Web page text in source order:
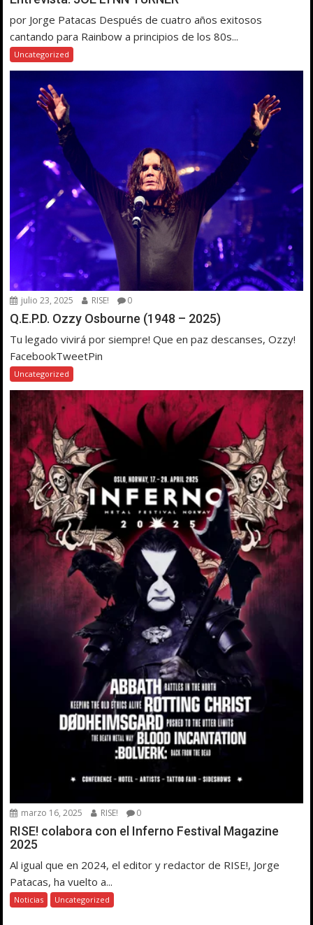
por Jorge Patacas Después de cuatro años exitosos
cantando para Rainbow a principios de los 80s...
Uncategorized
julio 23, 2025 RISE! 0
Q.E.P.D. Ozzy Osbourne (1948 – 2025)
Tu legado vivirá por siempre! Que en paz descanses, Ozzy!
FacebookTweetPin
Uncategorized
marzo 16, 2025 RISE! 0
RISE! colabora con el Inferno Festival Magazine
2025
Al igual que en 2024, el editor y redactor de RISE!, Jorge
Patacas, ha vuelto a...
Noticias Uncategorized